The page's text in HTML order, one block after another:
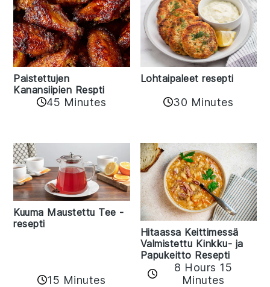
Paistettujen
Kanansiipien Respti
45 Minutes
Lohtaipaleet resepti
30 Minutes
Kuuma Maustettu Tee -
resepti
15 Minutes
Hitaassa Keittimessä
Valmistettu Kinkku- ja
Papukeitto Resepti
8 Hours 15
Minutes